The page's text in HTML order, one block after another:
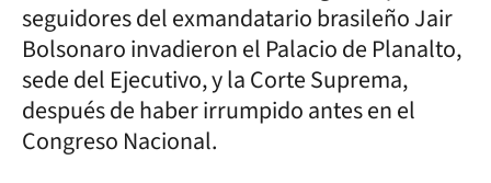
seguidores del exmandatario brasileño Jair
Bolsonaro invadieron el Palacio de Planalto,
sede del Ejecutivo, y la Corte Suprema,
después de haber irrumpido antes en el
Congreso Nacional.